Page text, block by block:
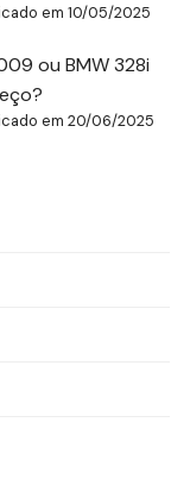
em 10/05/2025
ou BMW 328i
em 20/06/2025